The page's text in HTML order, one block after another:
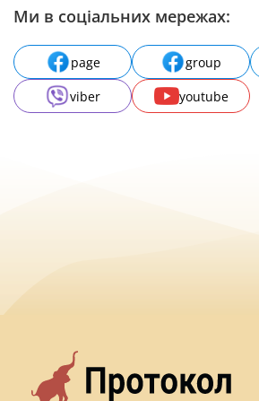
Ми в соціальних мережах:
page group
viber
youtube